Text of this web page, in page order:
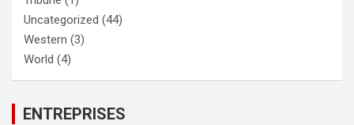
Uncategorized (44)
Western (3)
World (4)
ENTREPRISES